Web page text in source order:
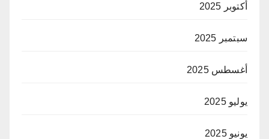
أكتوبر 2025
سبتمبر 2025
أغسطس 2025
يوليو 2025
يونيو 2025